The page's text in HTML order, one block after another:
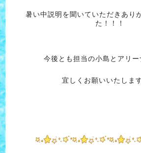
暑い中説明を聞いていただきあり
た！！！
今後とも担当の小島とアリー
宜しくお願いいたしま